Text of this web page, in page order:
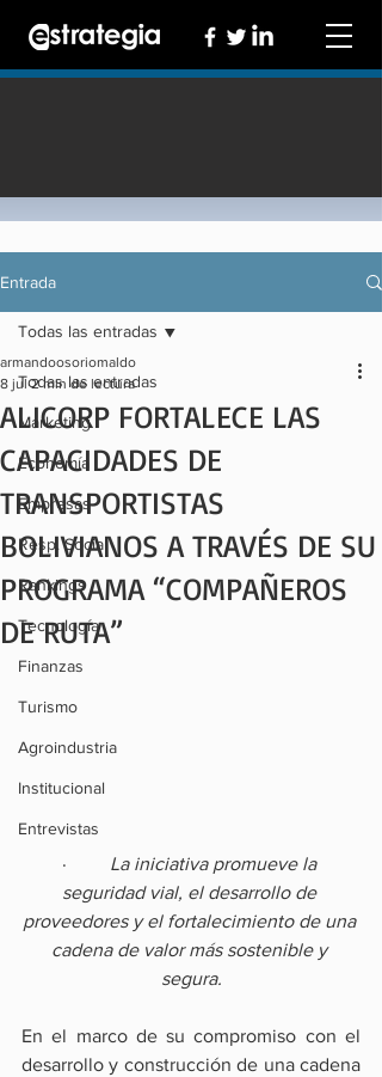
Entrada
Todas las entradas
Marketing
Economía
Empresas
Resp. Social
Rankings
Tecnología
Finanzas
Turismo
Agroindustria
Institucional
Entrevistas
Todas las entradas
ALICORP FORTALECE LAS
CAPACIDADES DE
TRANSPORTISTAS
BOLIVIANOS A TRAVÉS DE SU
PROGRAMA “COMPAÑEROS
DE RUTA”
armandoosoriomaldo
8 jul 2 min de lectura
· La iniciativa promueve la
seguridad vial, el desarrollo de
proveedores y el fortalecimiento de una
cadena de valor más sostenible y
segura.
En el marco de su compromiso con el
desarrollo y construcción de una cadena